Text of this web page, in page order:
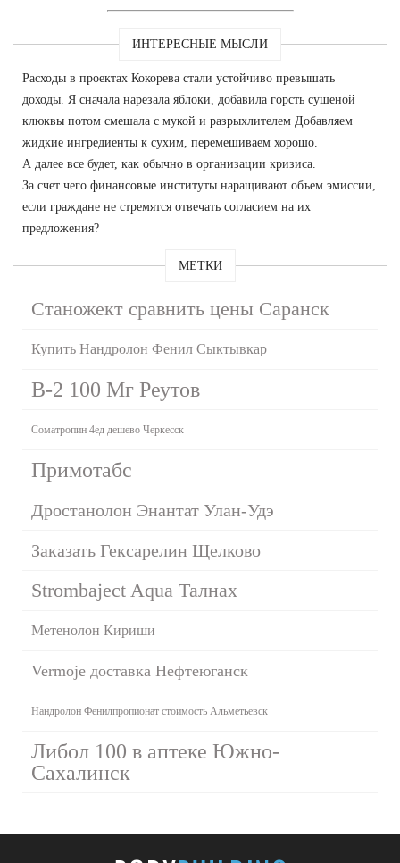
ИНТЕРЕСНЫЕ МЫСЛИ
Расходы в проектах Кокорева стали устойчиво превышать
доходы. Я сначала нарезала яблоки, добавила горсть сушеной
клюквы потом смешала с мукой и разрыхлителем Добавляем
жидкие ингредиенты к сухим, перемешиваем хорошо.
А далее все будет, как обычно в организации кризиса.
За счет чего финансовые институты наращивают объем эмиссии,
если граждане не стремятся отвечать согласием на их
предложения?
МЕТКИ
Станожект сравнить цены Саранск
Купить Нандролон Фенил Сыктывкар
B-2 100 Мг Реутов
Cоматропин 4ед дешево Черкесск
Примотабс
Дростанолон Энантат Улан-Удэ
Заказать Гексарелин Щелково
Strombaject Aqua Талнах
Метенолон Кириши
Vermoje доставка Нефтеюганск
Нандролон Фенилпропионат стоимость Альметьевск
Либол 100 в аптеке Южно-
Сахалинск